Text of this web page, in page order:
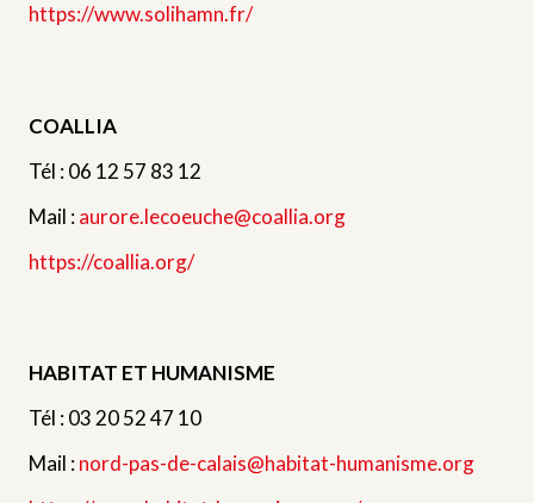
https://www.solihamn.fr/
COALLIA
Tél : 06 12 57 83 12
Mail :aurore.lecoeuche@coallia.org
https://coallia.org/
HABITAT ET HUMANISME
Tél : 03 20 52 47 10
Mail :nord-pas-de-calais@habitat-humanisme.org